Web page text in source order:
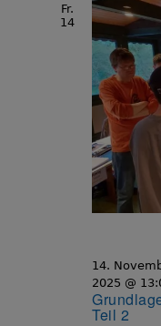
Fr.
14
Teil 2
14.
2025 @